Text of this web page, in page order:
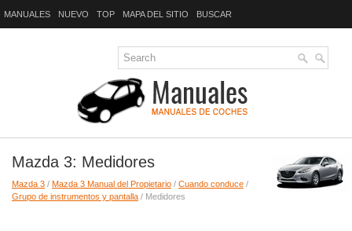
MANUALES NUEVO TOP MAPA DEL SITIO BUSCAR
Mazda 3: Medidores
Mazda 3 / Mazda 3 Manual del Propietario / Cuando conduce /
Grupo de instrumentos y pantalla / Medidores